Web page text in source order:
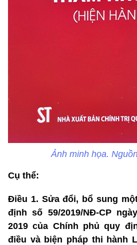
Ảnh minh họa.
Cụ thể:
Điều 1. Sửa đổi, bổ sung
định số 59/2019/NĐ-CP
2019 của Chính phủ quy
điều và biện pháp thi hành